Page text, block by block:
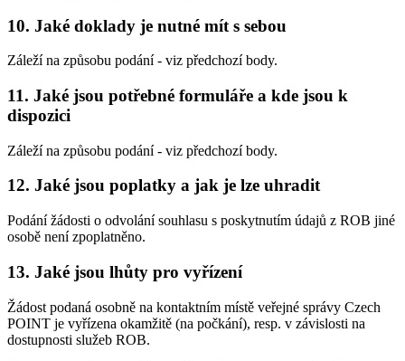
10. Jaké doklady je nutné mít s sebou
Záleží na způsobu podání - viz předchozí body.
11. Jaké jsou potřebné formuláře a kde jsou k
dispozici
Záleží na způsobu podání - viz předchozí body.
12. Jaké jsou poplatky a jak je lze uhradit
Podání žádosti o odvolání souhlasu s poskytnutím údajů z ROB jiné
osobě není zpoplatněno.
13. Jaké jsou lhůty pro vyřízení
Žádost podaná osobně na kontaktním místě veřejné správy Czech
POINT je vyřízena okamžitě (na počkání), resp. v závislosti na
dostupnosti služeb ROB.